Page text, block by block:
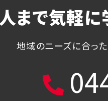
まで気軽に
地域のニーズに合っ